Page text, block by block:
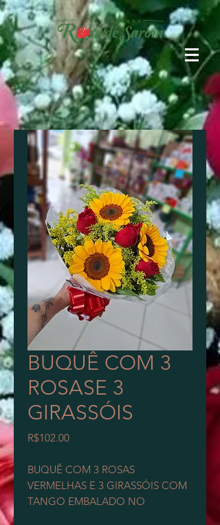
BUQUÊ COM 3
ROSASE 3
GIRASSÓIS
R$102.00Price
BUQUÊ COM 3 ROSAS
VERMELHAS E 3 GIRASSÓIS COM
TANGO EMBALADO NO